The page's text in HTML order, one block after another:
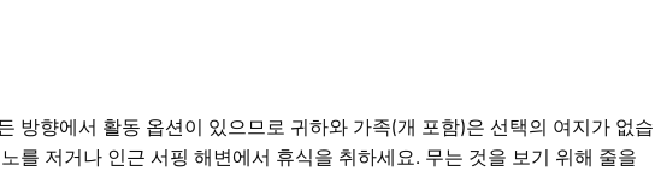
방향에서 활동 옵션이 있으므로 귀하와 가족(개 포함)은 선택의 여지가 없습
를 저거나 인근 서핑 해변에서 휴식을 취하세요. 무는 것을 보기 위해 줄을